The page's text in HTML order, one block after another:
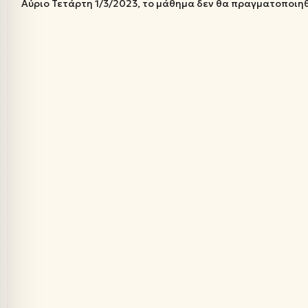
Αύριο Τετάρτη 1/3/2023, το μάθημα δεν θα